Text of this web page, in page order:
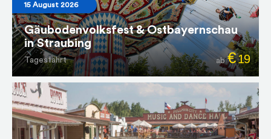
15 August 2026
Gäubodenvolksfest & Ostbayernschau
in Straubing
Tagesfahrt ab€19